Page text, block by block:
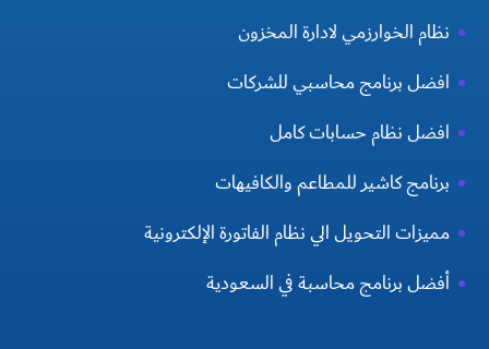
نظام الخوارزمي لادارة المخزون
افضل برنامج محاسبي للشركات
افضل نظام حسابات كامل
برنامج كاشير للمطاعم والكافيهات
مميزات التحويل الي نظام الفاتورة الإلكترونية
أفضل برنامج محاسبة في السعودية